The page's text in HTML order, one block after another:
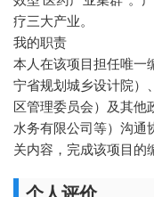
疗三大产业。
我的职责
本人在该项目担任唯一
宁省规划城乡设计院）
区管理委员会）及其他
水务有限公司等）沟通
关内容，完成该项目的